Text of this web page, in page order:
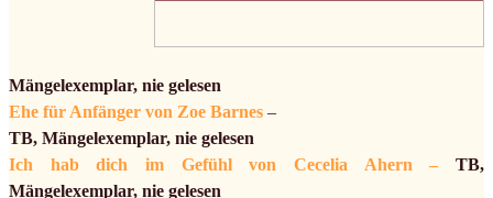
Mängelexemplar, nie gelesen
Ehe für Anfänger von Zoe Barnes –
TB, Mängelexemplar, nie gelesen
Ich hab dich im Gefühl von Cecelia Ahern –
TB,
Mängelexemplar, nie gelesen